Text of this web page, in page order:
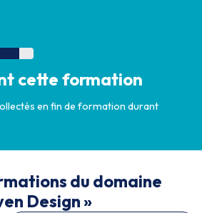
cette formation
en fin de formation durant
du domaine
Design »